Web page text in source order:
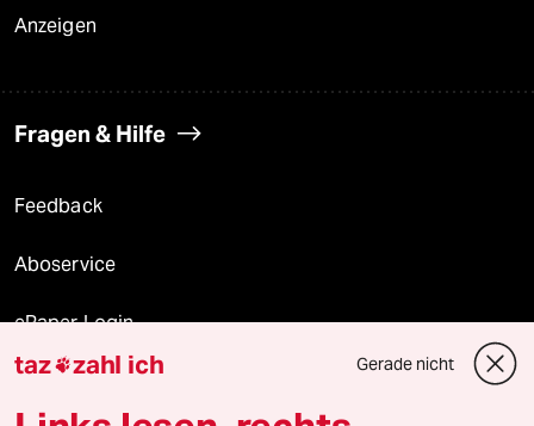
Anzeigen
Fragen & Hilfe
Feedback
Aboservice
ePaper Login
Downloads für Abonnierende
taz zahl ich Gerade nicht